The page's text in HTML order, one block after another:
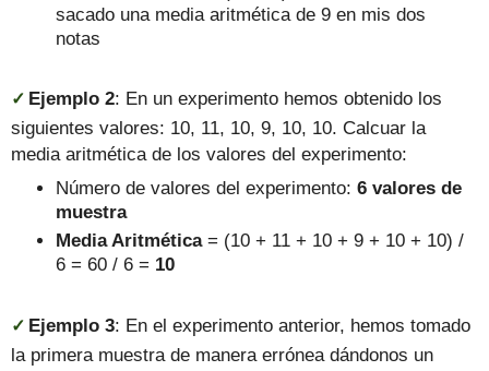
sacado una media aritmética de 9 en mis dos
notas
✓ Ejemplo 2: En un experimento hemos obtenido los
siguientes valores: 10, 11, 10, 9, 10, 10. Calcuar la
media aritmética de los valores del experimento:
Número de valores del experimento:6 valores de
muestra
Media Aritmética= (10 + 11 + 10 + 9 + 10 + 10) /
6 = 60 / 6 = 10
✓ Ejemplo 3: En el experimento anterior, hemos tomado
la primera muestra de manera errónea dándonos un